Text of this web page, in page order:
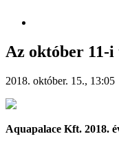
Az október 11-
2018. október. 15., 13:05
Aquapalace Kft. 2018.